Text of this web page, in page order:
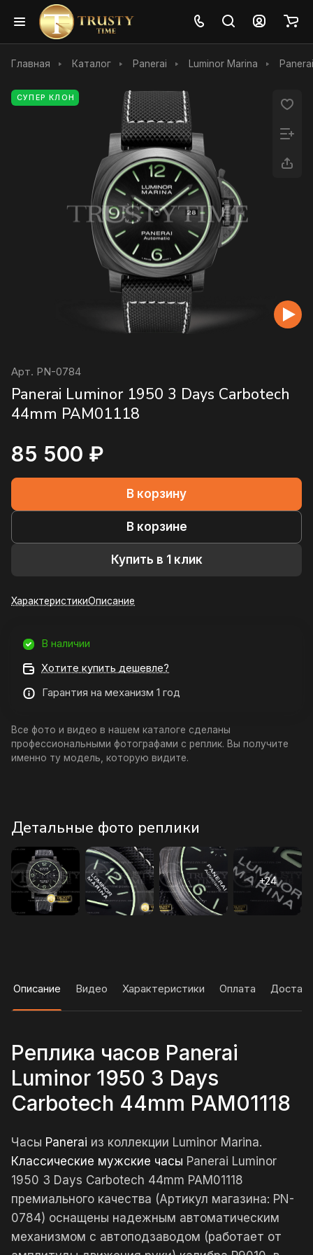
Главная Каталог Panerai Luminor Marina
СУПЕР КЛОН
Арт. PN-0784
Panerai Luminor 1950 3 Days Carbotech
44mm PAM01118
85 500 ₽
В корзину
В корзине
Купить в 1 клик
ХарактеристикиОписание
В наличии
Хотите купить дешевле?
Гарантия на механизм 1 год
Все фото и видео в нашем каталоге сделаны
профессиональными фотографами с реплик. Вы получите
именно ту модель, которую видите.
Детальные фото реплики
Описание Видео Характеристики Оплата
Реплика часов Panerai
Luminor 1950 3 Days
Carbotech 44mm PAM01118
Часы Panerai из коллекции Luminor Marina.
Классические мужские часы Panerai Luminor
1950 3 Days Carbotech 44mm PAM01118
премиального качества (Артикул магазина: PN-
0784) оснащены надежным автоматическим
механизмом с автоподзаводом (работает от